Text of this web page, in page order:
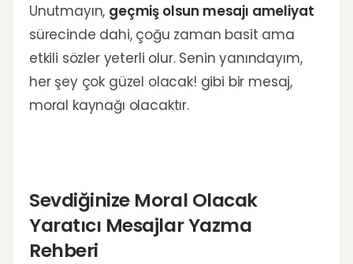
Unutmayın, geçmiş olsun mesajı ameliyat
sürecinde dahi, çoğu zaman basit ama
etkili sözler yeterli olur. Senin yanındayım,
her şey çok güzel olacak! gibi bir mesaj,
moral kaynağı olacaktır.
Sevdiğinize Moral Olacak
Yaratıcı Mesajlar Yazma
Rehberi